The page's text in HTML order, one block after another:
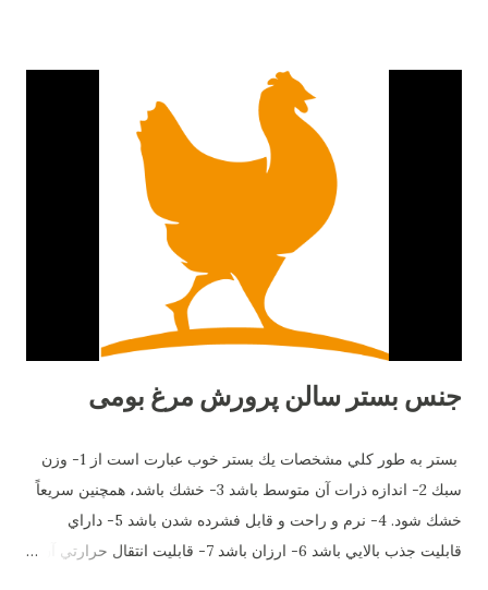
جنس بستر سالن پرورش مرغ بومی
بستر به طور كلي مشخصات يك بستر خوب عبارت است از 1- وزن
سبك 2- اندازه ذرات آن متوسط باشد 3- خشك باشد، همچنين سريعاً
خشك شود. 4- نرم و راحت و قابل فشرده شدن باشد 5- داراي
قابليت جذب بالايي باشد 6- ارزان باشد 7- قابليت انتقال حرارتي آن